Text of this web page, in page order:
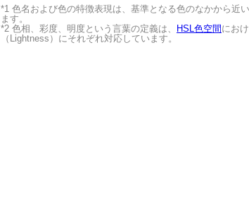
*1 色名および色の特徴表現は、基準となる色のなかから近
ます。
*2 色相、彩度、明度という言葉の定義は、
HSL色空間 にお
（Lightness）にそれぞれ対応しています。